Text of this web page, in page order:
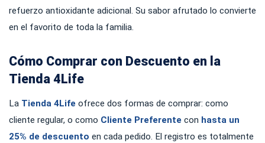
refuerzo antioxidante adicional. Su sabor afrutado lo convierte
en el favorito de toda la familia.
Cómo Comprar con Descuento en la
Tienda 4Life
La Tienda 4Life ofrece dos formas de comprar: como
cliente regular, o como Cliente Preferente con hasta un
25% de descuento en cada pedido. El registro es totalmente